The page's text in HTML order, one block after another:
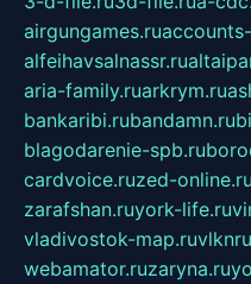
airgungames.ru
alfeihavsalnassr.ru
aria-family.ruarkrym.ru
bankaribi.rubandamn.ru
blagodarenie-spb.ru
cardvoice.ruzed-online.ru
zarafshan.ruyork-life.ru
vladivostok-map.ru
webamator.ruzaryna.ru